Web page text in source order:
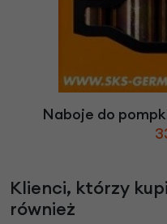
Naboje do
Klienci, którzy
również